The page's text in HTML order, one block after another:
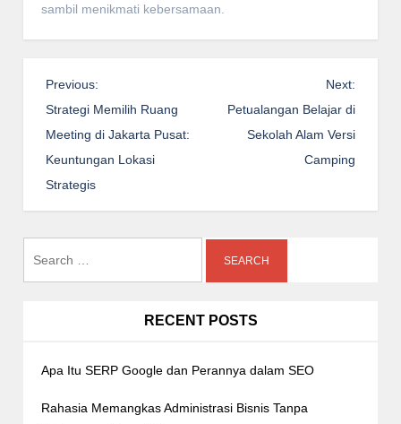
sambil menikmati kebersamaan.
P
o
s
t
n
o
Previous:
Strategi Memilih Ruang
Meeting di Jakarta Pusat:
Keuntungan Lokasi
Strategis
Next:
Petualangan Belajar di
Sekolah Alam Versi
Camping
RECENT POSTS
Apa Itu SERP Google dan Perannya dalam SEO
Rahasia Memangkas Administrasi Bisnis Tanpa